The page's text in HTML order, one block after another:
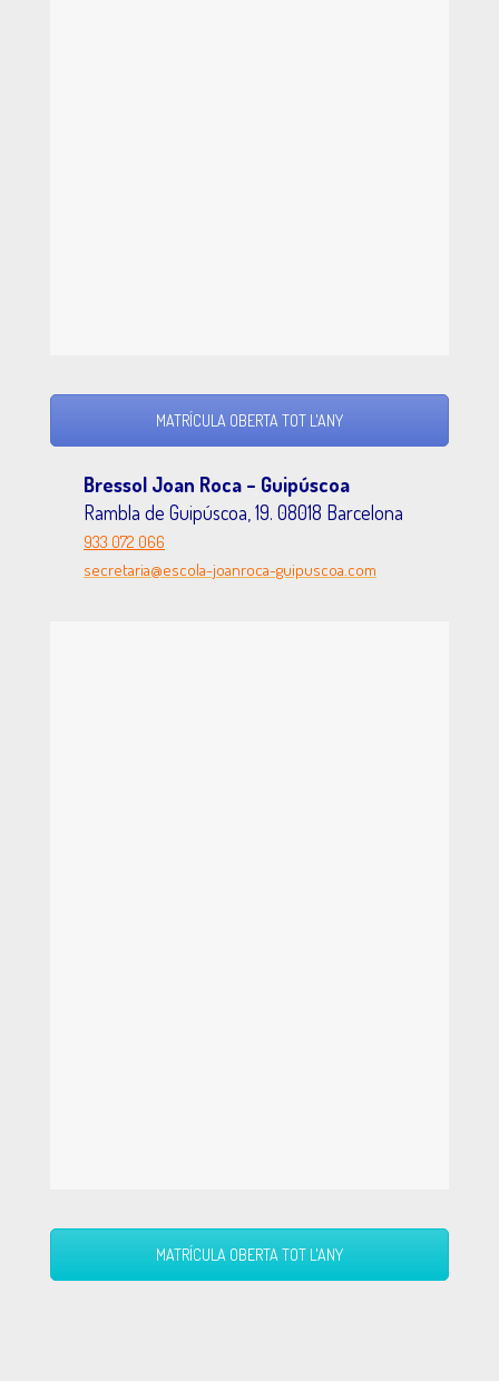
MATRÍCULA OBERTA TOT L'ANY
Bressol Joan Roca – Guipúscoa
Rambla de Guipúscoa, 19. 08018 Barcelona
933 072 066
secretaria@escola-joanroca-guipuscoa.com
MATRÍCULA OBERTA TOT L'ANY